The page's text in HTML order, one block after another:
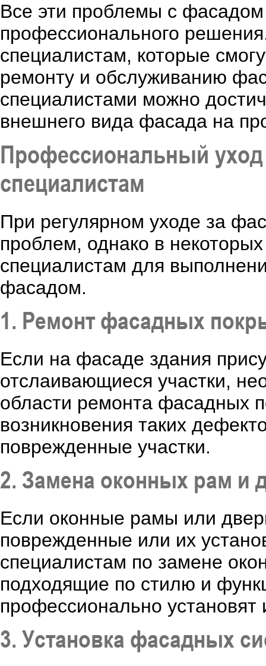
Все эти проблемы с фасадом
профессионального
специалистам, которые
ремонту и обслуживанию
специалистами можно
внешнего вида фасада на
Профессиональный уход
специалистам
При регулярном уходе за
проблем, однако в
специалистам для
фасадом.
1. Ремонт фасадных
Если на фасаде здания
отслаивающиеся участки,
области ремонта фасадных
возникновения таких
поврежденные участки.
2. Замена оконных рам и
Если оконные рамы или
поврежденные или их
специалистам по замене
подходящие по стилю и
профессионально
3. Установка фасадных